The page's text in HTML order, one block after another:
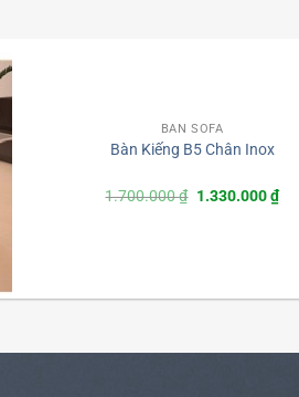
BÀN SOFA
Bàn Kiếng B5 Chân Inox
1.700.000₫ Giá
1.330.000₫Giá
hiện